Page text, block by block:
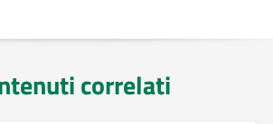
correlati